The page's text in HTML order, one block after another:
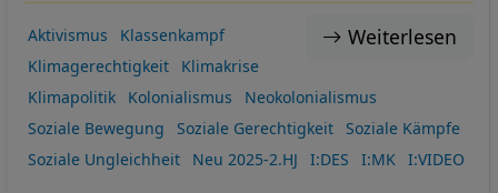
Weiterlesen
Aktivismus
Klassenkampf
Klimagerechtigkeit
Klimakrise
Klimapolitik
Kolonialismus
Neokolonialismus
Soziale Bewegung
Soziale Gerechtigkeit
Soziale Kämpfe
Soziale Ungleichheit
Neu 2025-2.HJ I:DES I:MK I:VIDEO